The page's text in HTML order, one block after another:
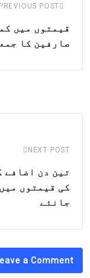
PREVIOUS POST
قیمتوں میں
صارفین کا
NEXT POST
تین دن اضافے
کی قیمتوں
جانئے
a Comment